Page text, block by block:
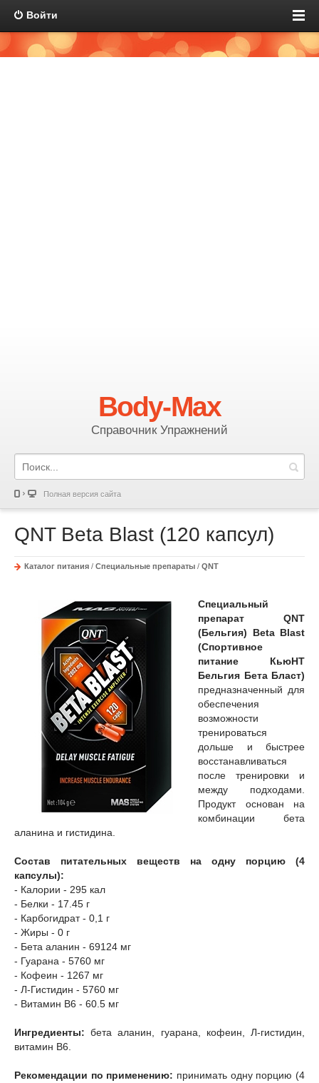
Войти
Body-Max
Справочник Упражнений
Полная версия сайта
QNT Beta Blast (120 капсул)
Каталог питания / Специальные препараты / QNT
Специальный
препарат QNT
(Бельгия) Beta Blast
(Спортивное
питание КьюНТ
Бельгия Бета Бласт)
предназначенный для
обеспечения
возможности
тренироваться
дольше и быстрее
восстанавливаться
после тренировки и
между подходами.
Продукт основан на
комбинации бета
аланина и гистидина.
Состав питательных веществ на одну порцию (4
капсулы):
- Калории - 295 кал
- Белки - 17.45 г
- Карбогидрат - 0,1 г
- Жиры - 0 г
- Бета аланин - 69124 мг
- Гуарана - 5760 мг
- Кофеин - 1267 мг
- Л-Гистидин - 5760 мг
- Витамин B6 - 60.5 мг
Ингредиенты: бета аланин, гуарана, кофеин, Л-гистидин,
витамин В6.
Рекомендации по применению: принимать одну порцию (4